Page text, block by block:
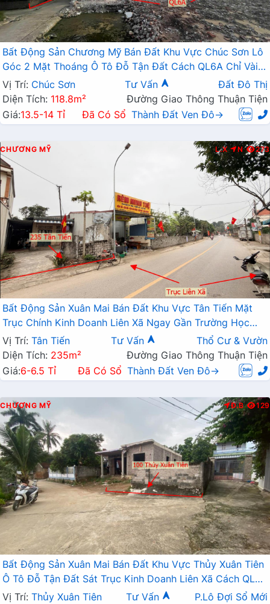
Bất Động Sản Chương Mỹ Bán Đất Khu Vực Chúc Sơn Lô
Góc 2 Mặt Thoáng Ô Tô Đỗ Tận Đất Cách QL6A Chỉ Vài
Bước Chân
Vị Trí: Chúc Sơn Tư Vấn
Đất Đô Thị
Diện Tích: 118.8m²
Đường Giao Thông Thuận Tiện
Giá:13.5-14 Tỉ Đã Có Sổ Thành Đất Ven Đô→
CHƯƠNG MỸ L.X N 273
Bất Động Sản Xuân Mai Bán Đất Khu Vực Tân Tiến Mặt
Trục Chính Kinh Doanh Liên Xã Ngay Gần Trường Học
Các Cấp
Vị Trí: Tân Tiến Tư Vấn
Thổ Cư & Vườn
Diện Tích: 235m²
Đường Giao Thông Thuận Tiện
Giá:6-6.5 Tỉ Đã Có Sổ Thành Đất Ven Đô→
CHƯƠNG MỸ Đ.B 129
Bất Động Sản Xuân Mai Bán Đất Khu Vực Thủy Xuân Tiên
Ô Tô Đỗ Tận Đất Sát Trục Kinh Doanh Liên Xã Cách QL6A
Chỉ Vài Trăm Mét
Vị Trí: Thủy Xuân Tiên Tư Vấn
P.Lô Đợi Sổ Mới